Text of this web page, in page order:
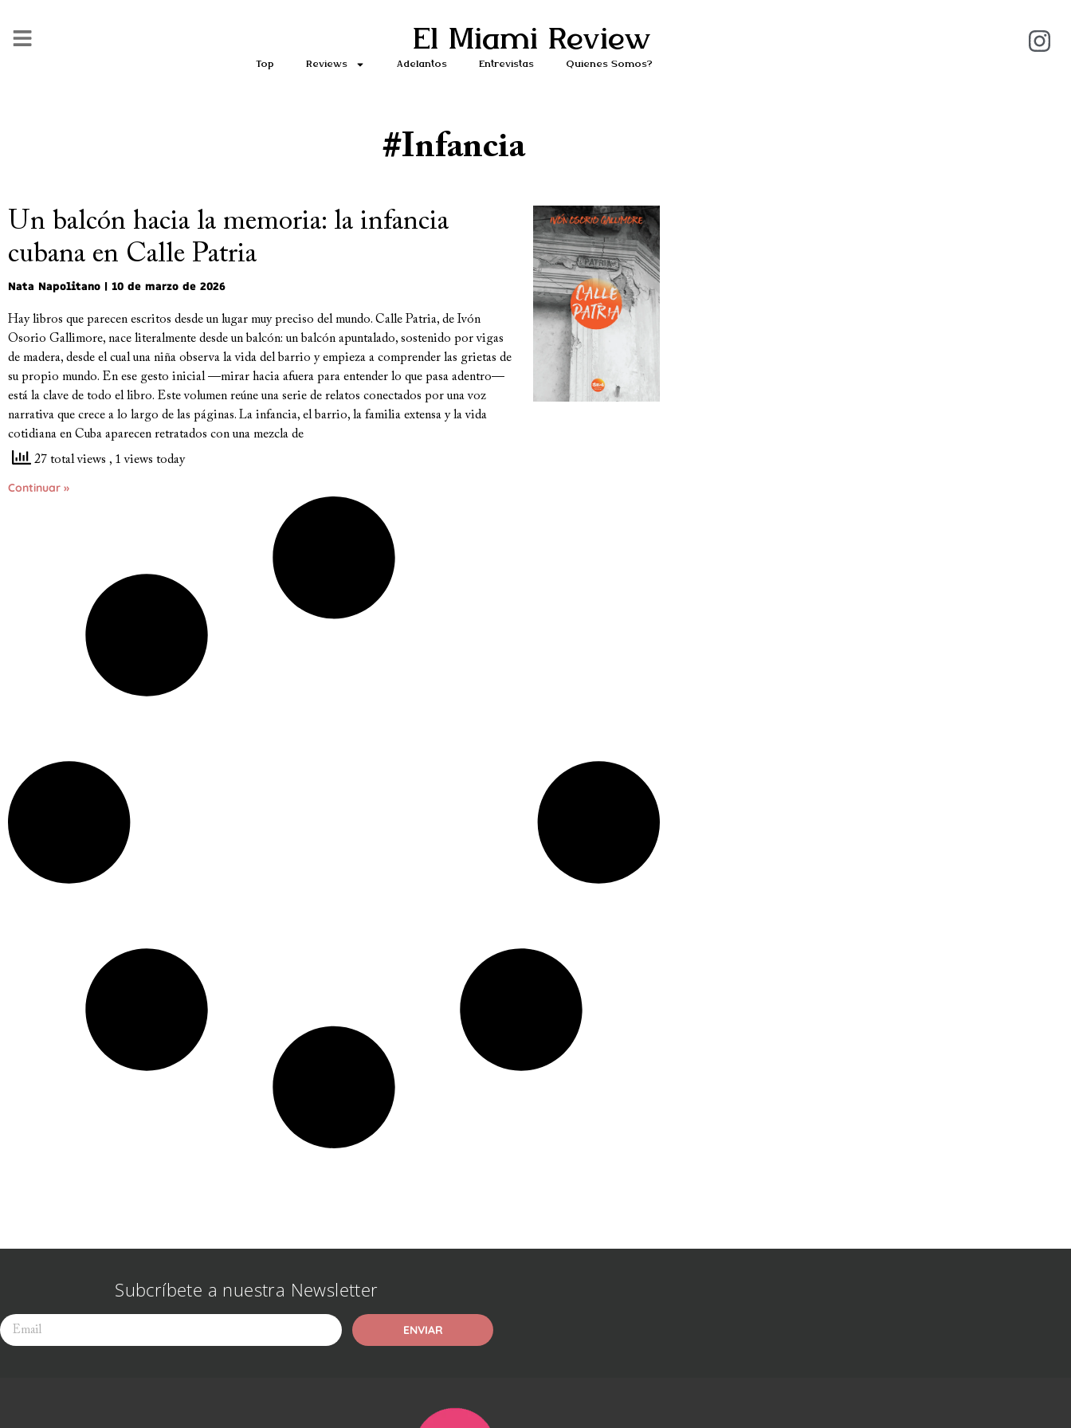
El Miami Review
Top Reviews Adelantos Entrevistas Quiénes Somos?
#Infancia
Un balcón hacia la memoria: la infancia
cubana en Calle Patria
Nata Napolitano 10 de marzo de 2026
Hay libros que parecen escritos desde un lugar muy preciso del mundo. Calle Patria, de Ivón
Osorio Gallimore, nace literalmente desde un balcón: un balcón apuntalado, sostenido por vigas
de madera, desde el cual una niña observa la vida del barrio y empieza a comprender las grietas de
su propio mundo. En ese gesto inicial —mirar hacia afuera para entender lo que pasa adentro—
está la clave de todo el libro. Este volumen reúne una serie de relatos conectados por una voz
narrativa que crece a lo largo de las páginas. La infancia, el barrio, la familia extensa y la vida
cotidiana en Cuba aparecen retratados con una mezcla de
27 total views , 1 views today
Continuar »
Subcríbete a nuestra Newsletter
ENVIAR